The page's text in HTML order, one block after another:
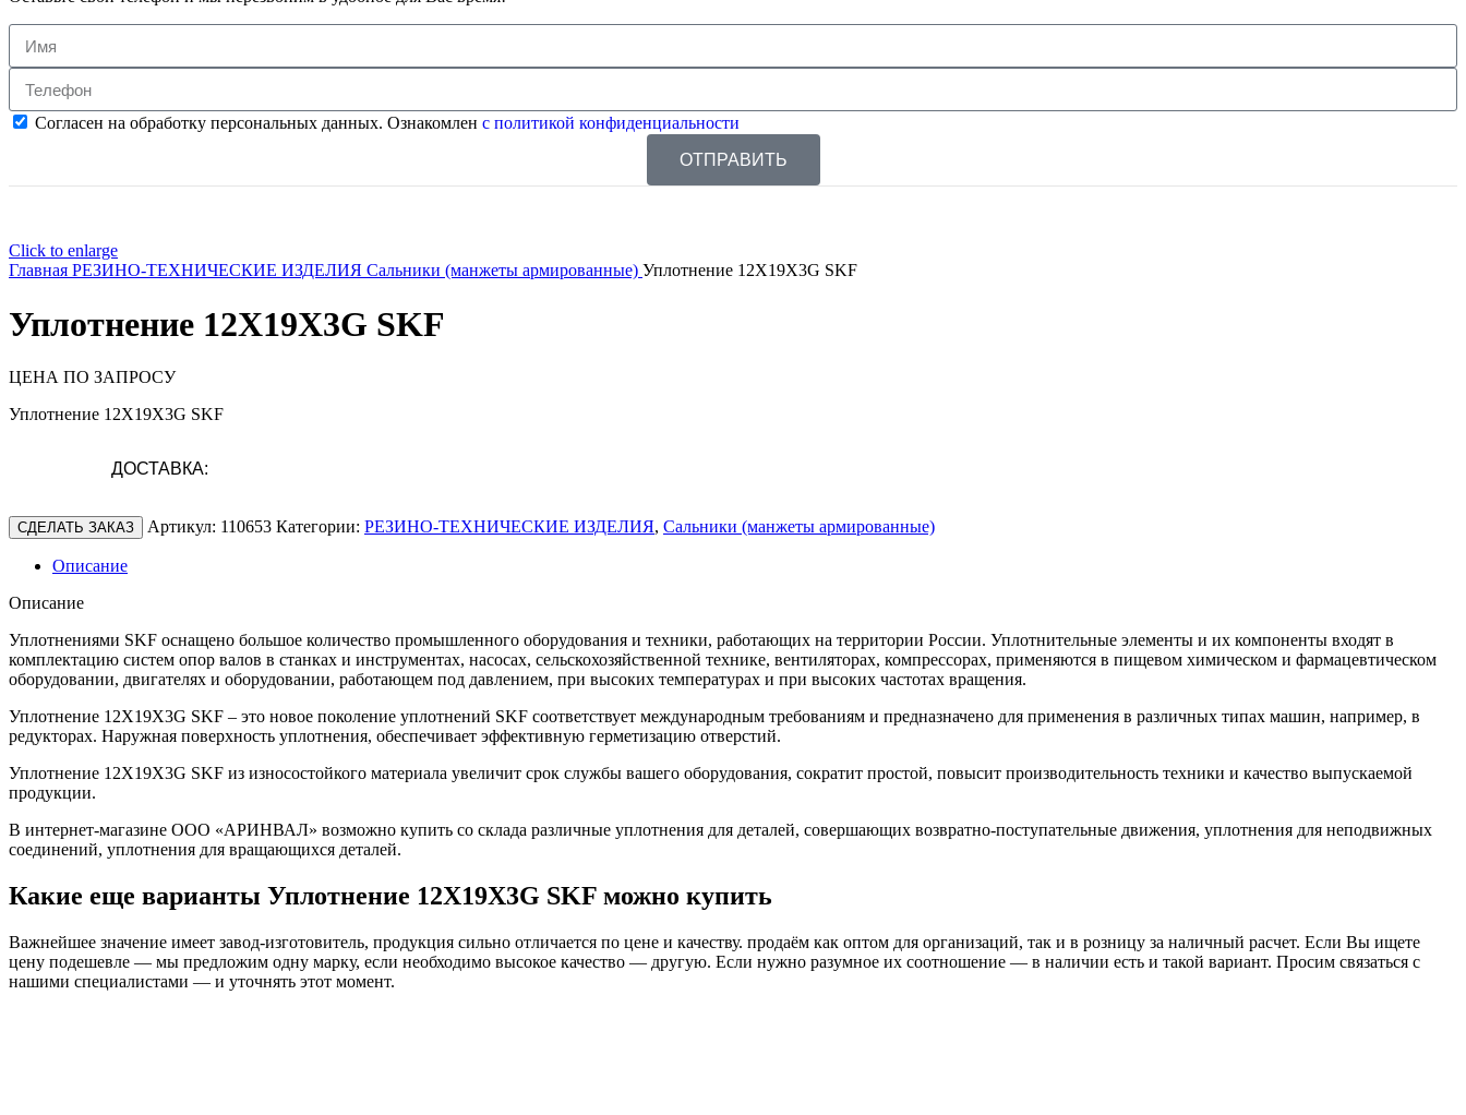
Согласен на обработку персональных данных. Ознакомлен с политикой конфиденциальности
ОТПРАВИТЬ
Click to enlarge
Главная РЕЗИНО-ТЕХНИЧЕСКИЕ ИЗДЕЛИЯ Сальники (манжеты армированные) Уплотнение 12X19X3G SKF
Уплотнение 12X19X3G SKF
ЦЕНА ПО ЗАПРОСУ
Уплотнение 12X19X3G SKF
ДОСТАВКА:
СДЕЛАТЬ ЗАКАЗ Артикул: 110653 Категории: РЕЗИНО-ТЕХНИЧЕСКИЕ ИЗДЕЛИЯ, Сальники (манжеты армированные)
Описание
Описание
Уплотнениями SKF оснащено большое количество промышленного оборудования и техники, работающих на территории России. Уплотнительные элементы и их компоненты входят в
комплектацию систем опор валов в станках и инструментах, насосах, сельскохозяйственной технике, вентиляторах, компрессорах, применяются в пищевом химическом и фармацевтическом
оборудовании, двигателях и оборудовании, работающем под давлением, при высоких температурах и при высоких частотах вращения.
Уплотнение 12X19X3G SKF – это новое поколение уплотнений SKF соответствует международным требованиям и предназначено для применения в различных типах машин, например, в
редукторах. Наружная поверхность уплотнения, обеспечивает эффективную герметизацию отверстий.
Уплотнение 12X19X3G SKF из износостойкого материала увеличит срок службы вашего оборудования, сократит простой, повысит производительность техники и качество выпускаемой
продукции.
В интернет-магазине ООО «АРИНВАЛ» возможно купить со склада различные уплотнения для деталей, совершающих возвратно-поступательные движения, уплотнения для неподвижных
соединений, уплотнения для вращающихся деталей.
Какие еще варианты Уплотнение 12X19X3G SKF можно купить
Важнейшее значение имеет завод-изготовитель, продукция сильно отличается по цене и качеству. продаём как оптом для организаций, так и в розницу за наличный расчет. Если Вы ищете
цену подешевле — мы предложим одну марку, если необходимо высокое качество — другую. Если нужно разумное их соотношение — в наличии есть и такой вариант. Просим связаться с
нашими специалистами — и уточнять этот момент.